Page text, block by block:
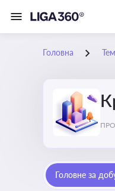
Головна
Головне за